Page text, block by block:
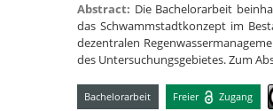
Abstract: Die Bachelorarbeit
das Schwammstadtkonzept im
dezentralen
des Untersuchungsgebietes. Zum
Bachelorarbeit Freier Zugang